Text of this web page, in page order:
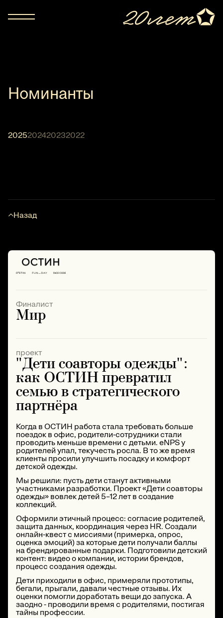
Номинанты
2025202420232022
Назад
Финалист
Мир
проект
"Дети соавторы одежды":
как ОСТИН превратил
семью в стратегического
партнёра
Когда в ОСТИН работа стала требовать больше
поездок в офис, родители‑сотрудники стали
проводить меньше времени с детьми. eNPS у
родителей упал, текучесть росла. В то же время
клиенты просили улучшить посадку и комфорт
детской одежды.
Мы решили: пусть дети станут активными
участниками разработки. Проект «Дети соавторы
одежды» вовлек детей 5–12 лет в создание
коллекций.
Оформили этичный процесс: согласие родителей,
защита данных, координация через HR. Создали
онлайн-квест с миссиями (примерка, опрос,
оценка эмоций) за которые дети получали баллы
на брендированные подарки. Подготовили детский
контент: видео о компании, истории брендов,
процесс создания одежды.
Дети приходили в офис, примеряли прототипы,
бегали, прыгали, давали честные отзывы. Их
оценки помогли доработать вещи до запуска. А
заодно - проводили время с родителями, постигая
тайны профессии.